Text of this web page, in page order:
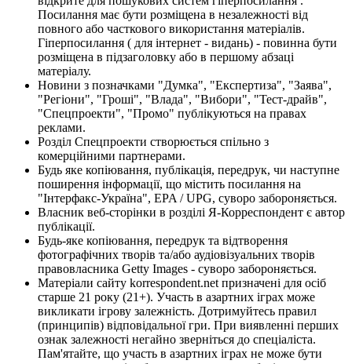
Посилання має бути розміщена в незалежності від
повного або часткового використання матеріалів.
Гіперпосилання ( для інтернет - видань) - повинна бути
розміщена в підзаголовку або в першому абзаці
матеріалу.
Новини з позначками "Думка", "Експертиза", "Заява",
"Регіони", "Гроші", "Влада", "Вибори", "Тест-драйв",
"Спецпроекти", "Промо" публікуються на правах
реклами.
Розділ Спецпроекти створюється спільно з
комерційними партнерами.
Будь яке копіювання, публікація, передрук, чи наступне
поширення інформації, що містить посилання на
"Інтерфакс-Україна", EPA / UPG, суворо забороняється.
Власник веб-сторінки в розділі Я-Корреспондент є автор
публікації.
Будь-яке копіювання, передрук та відтворення
фотографічних творів та/або аудіовізуальних творів
правовласника Getty Images - суворо забороняється.
Матеріали сайту korrespondent.net призначені для осіб
старше 21 року (21+). Участь в азартних іграх може
викликати ігрову залежність. Дотримуйтесь правил
(принципів) відповідальної гри. При виявленні перших
ознак залежності негайно зверніться до спеціаліста.
Пам'ятайте, що участь в азартних іграх не може бути